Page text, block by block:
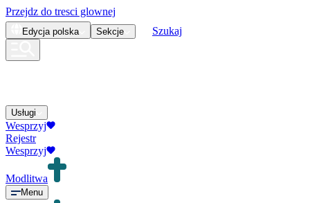
Przejdz do tresci glownej
Edycja polska Sekcje Szukaj
Usługi
Wesprzyj
Rejestr
Wesprzyj
Modlitwa
Menu